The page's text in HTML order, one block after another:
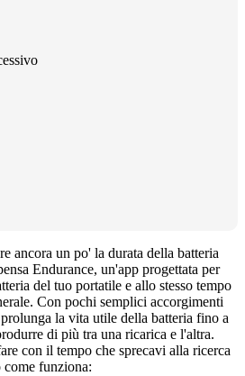
ancora un po' la durata della batteria
Endurance, un'app progettata per
del tuo portatile e allo stesso tempo
Con pochi semplici accorgimenti
la vita utile della batteria fino a
di più tra una ricarica e l'altra.
con il tempo che sprecavi alla ricerca
come funziona: